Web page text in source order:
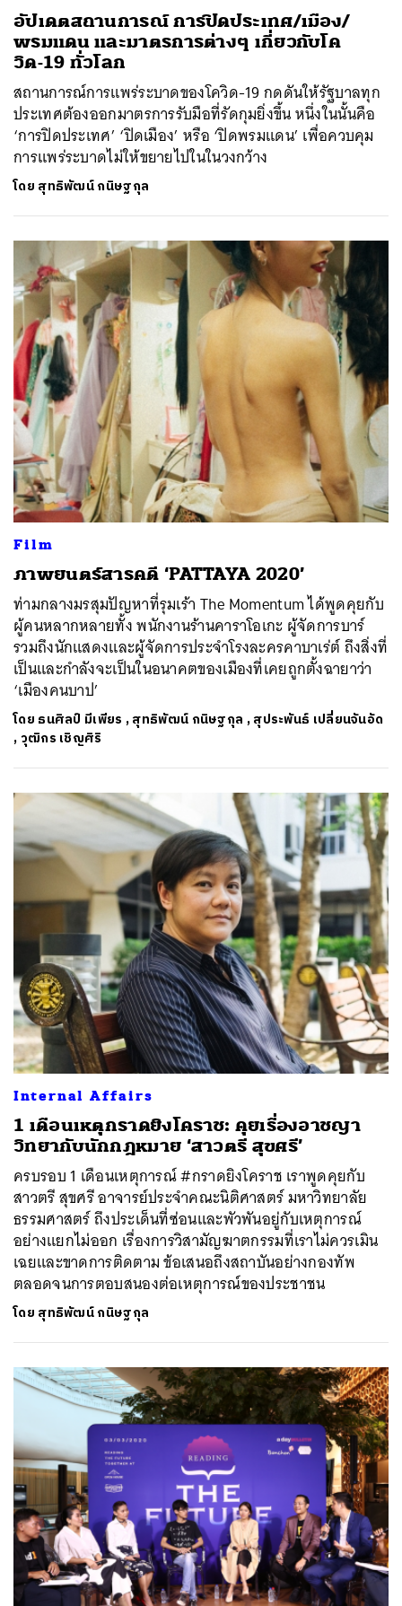
อัปเดตสถานการณ์ การปิดประเทศ/เมือง/
พรมแดน และมาตรการต่างๆ เกี่ยวกับโค
วิด-19 ทั่วโลก
สถานการณ์การแพร่ระบาดของโควิด-19 กดดันให้รัฐบาลทุก
ประเทศต้องออกมาตรการรับมือที่รัดกุมยิ่งขึ้น หนึ่งในนั้นคือ
‘การปิดประเทศ’ ‘ปิดเมือง’ หรือ ‘ปิดพรมแดน’ เพื่อควบคุม
การแพร่ระบาดไม่ให้ขยายไปในในวงกว้าง
โดย สุทธิพัฒน์ กนิษฐกุล
Film
ภาพยนตร์สารคดี ‘PATTAYA 2020’
ท่ามกลางมรสุมปัญหาที่รุมเร้า The Momentum ได้พูดคุยกับ
ผู้คนหลากหลายทั้ง พนักงานร้านคาราโอเกะ ผู้จัดการบาร์
รวมถึงนักแสดงและผู้จัดการประจำโรงละครคาบาเร่ต์ ถึงสิ่งที่
เป็นและกำลังจะเป็นในอนาคตของเมืองที่เคยถูกตั้งฉายาว่า
‘เมืองคนบาป’
โดย ธนศิลป์ มีเพียร ,สุทธิพัฒน์ กนิษฐกุล ,สุประพันธ์ เปลี่ยนจันอัด
,วุฒิกร เชิญศิริ
Internal Affairs
1 เดือนเหตุกราดยิงโคราช: คุยเรื่องอาชญา
วิทยากับนักกฎหมาย ‘สาวตรี สุขศรี’
ครบรอบ 1 เดือนเหตุการณ์ #กราดยิงโคราช เราพูดคุยกับ
สาวตรี สุขศรี อาจารย์ประจำคณะนิติศาสตร์ มหาวิทยาลัย
ธรรมศาสตร์ ถึงประเด็นที่ซ่อนและพัวพันอยู่กับเหตุการณ์
อย่างแยกไม่ออก เรื่องการวิสามัญฆาตกรรมที่เราไม่ควรเมิน
เฉยและขาดการติดตาม ข้อเสนอถึงสถาบันอย่างกองทัพ
ตลอดจนการตอบสนองต่อเหตุการณ์ของประชาชน
โดย สุทธิพัฒน์ กนิษฐกุล